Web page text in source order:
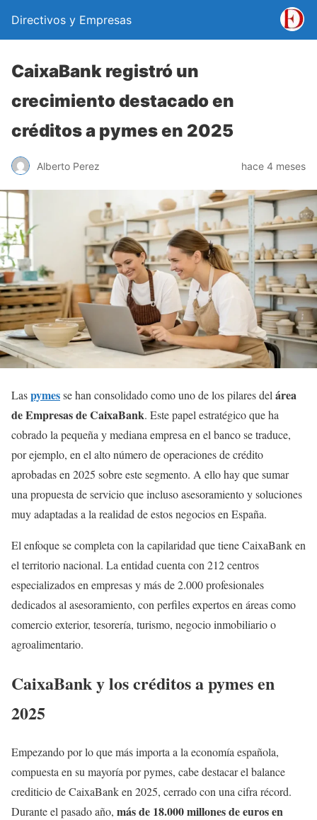
Directivos y Empresas
CaixaBank registró un
crecimiento destacado en
créditos a pymes en 2025
Alberto Perez hace 4 meses
Laspymesse han consolidado como uno de los pilares del área
de Empresas de CaixaBank. Este papel estratégico que ha
cobrado la pequeña y mediana empresa en el banco se traduce,
por ejemplo, en el alto número de operaciones de crédito
aprobadas en 2025 sobre este segmento. A ello hay que sumar
una propuesta de servicio que incluso asesoramiento y soluciones
muy adaptadas a la realidad de estos negocios en España.
El enfoque se completa con la capilaridad que tiene CaixaBank en
el territorio nacional. La entidad cuenta con 212 centros
especializados en empresas y más de 2.000 profesionales
dedicados al asesoramiento, con perfiles expertos en áreas como
comercio exterior, tesorería, turismo, negocio inmobiliario o
agroalimentario.
CaixaBank y los créditos a pymes en
2025
Empezando por lo que más importa a la economía española,
compuesta en su mayoría por pymes, cabe destacar el balance
crediticio de CaixaBank en 2025, cerrado con una cifra récord.
Durante el pasado año, más de 18.000 millones de euros en